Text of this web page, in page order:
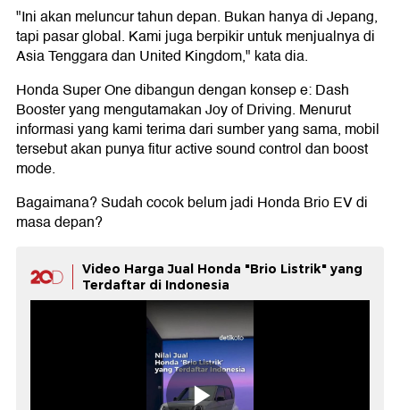
"Ini akan meluncur tahun depan. Bukan hanya di Jepang,
tapi pasar global. Kami juga berpikir untuk menjualnya di
Asia Tenggara dan United Kingdom," kata dia.
Honda Super One dibangun dengan konsep e: Dash
Booster yang mengutamakan Joy of Driving. Menurut
informasi yang kami terima dari sumber yang sama, mobil
tersebut akan punya fitur active sound control dan boost
mode.
Bagaimana? Sudah cocok belum jadi Honda Brio EV di
masa depan?
Video Harga Jual Honda "Brio Listrik" yang
Terdaftar di Indonesia